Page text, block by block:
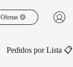
Ofertas 🟡
Pedidos por Lista 📋